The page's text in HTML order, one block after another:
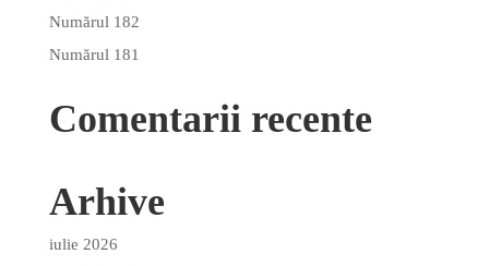
Numărul 182
Numărul 181
Comentarii recente
Arhive
iulie 2026